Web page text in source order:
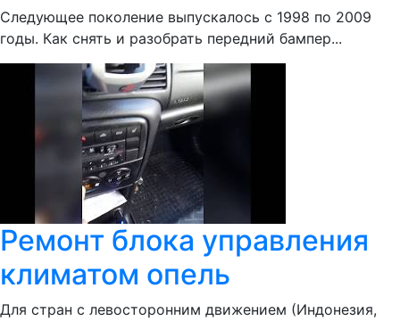
Следующее поколение выпускалось с 1998 по 2009
годы. Как снять и разобрать передний бампер...
Ремонт блока управления
климатом опель
Для стран с левосторонним движением (Индонезия,